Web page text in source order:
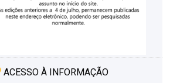
ACESSO À INFORMAÇÃO